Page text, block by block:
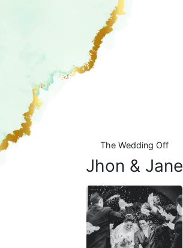
The Wedding Off
Jhon & Jane